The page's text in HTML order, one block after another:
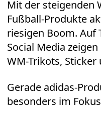
Mit der steigenden
Fußball-Produkte
riesigen Boom. Auf
Social Media
WM-Trikots,
Gerade adidas-
besonders im